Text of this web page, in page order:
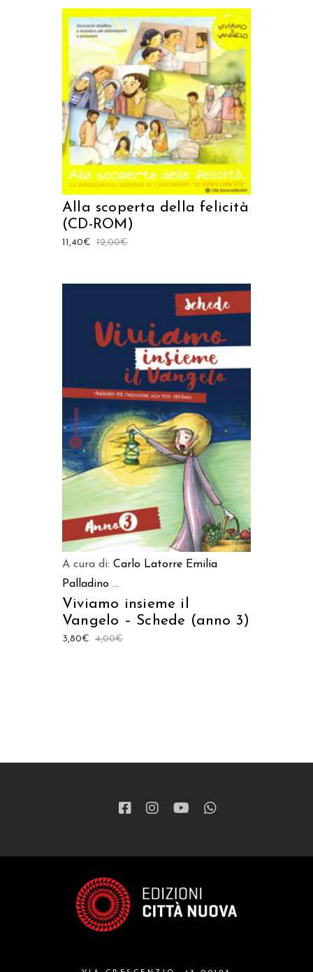
AGGIUNGI AL CARRELLO
Alla scoperta della felicità
(CD-ROM)
12,00€
11,40€
AGGIUNGI AL CARRELLO
A cura di: Carlo Latorre Emilia
Palladino ...
Viviamo insieme il
Vangelo – Schede (anno 3)
4,00€
3,80€